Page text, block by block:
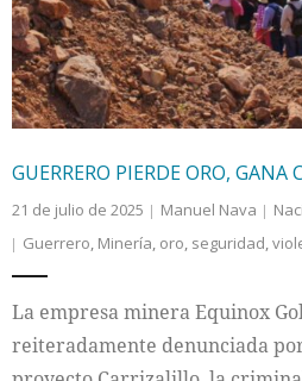
Internacional
Cultura
GUERRERO PIERDE ORO, GANA
21 de julio de 2025 Manuel Nava
Guerrero, Minería, oro, seguridad,
La empresa minera Equinox
reiteradamente denunciada